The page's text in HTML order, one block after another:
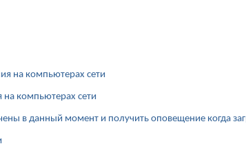
на компьютерах сети
на компьютерах сети
в данный момент и получить оповещение когда